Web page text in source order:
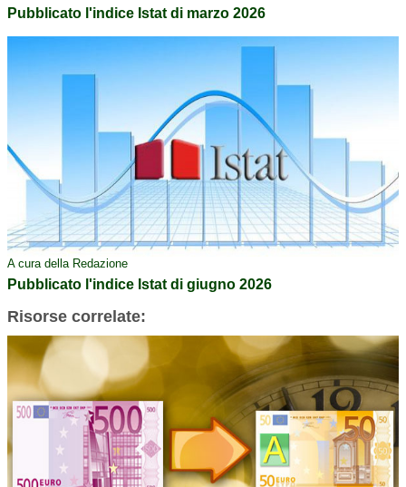
Pubblicato l'indice Istat di marzo 2026
A cura della Redazione
Pubblicato l'indice Istat di giugno 2026
Risorse correlate: